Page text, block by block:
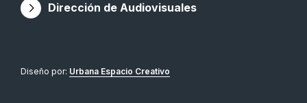
Dirección de Audiovisuales
Diseño por: Urbana Espacio Creativo